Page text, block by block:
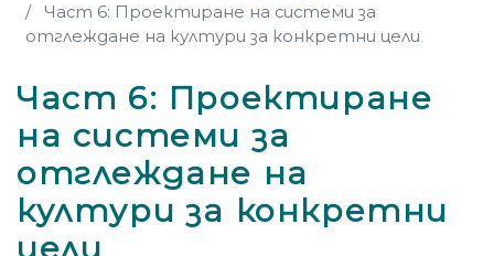
Част 6: Проектиране на системи за
отглеждане на култури за конкретни цели
Част 6: Проектиране
на системи за
отглеждане на
култури за конкретни
цели